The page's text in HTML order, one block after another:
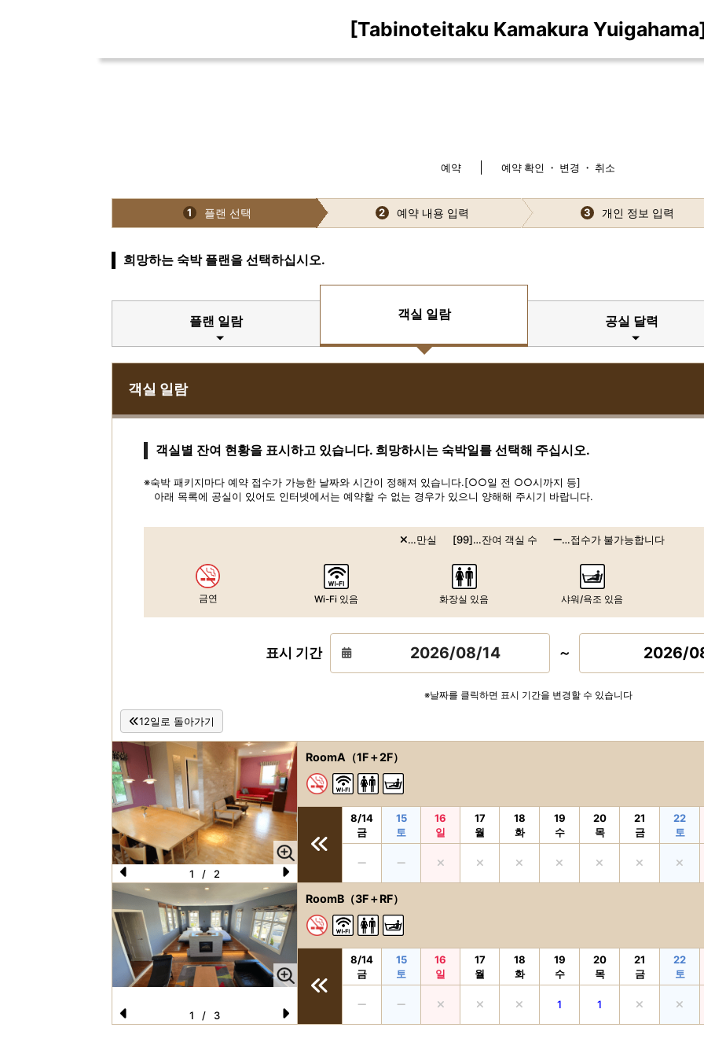
[Tabinoteitaku Kamakura
예약 예약 확인 ・ 변경 ・ 취소
1 플랜 선택 2 예약 내용 입력 3 개인 정보 입력
희망하는 숙박 플랜을 선택하십시오.
플랜 일람 객실 일람 공실 달력
객실 일람
객실별 잔여 현황을 표시하고 있습니다. 희망하시는 숙박일를 선택해 주십시오.
※숙박 패키지마다 예약 접수가 가능한 날짜와 시간이 정해져 있습니다.[○○일 전 ○○시까지 등]
아래 목록에 공실이 있어도 인터넷에서는 예약할 수 없는 경우가 있으니 양해해 주시기 바랍니다.
…만실 [99]…잔여 객실 수 …접수가 불가능합니다
금연 Wi-Fi 있음 화장실 있음 샤워/욕조 있음
표시 기간 ～ 2026/
※날짜를 클릭하면 표시 기간을 변경할 수 있습니다
12일로 돌아가기
P
re
vi
o
u
s
N
e
xt
1 / 2
RoomA（1F＋2F）
8/14
금
15
토
16
일
17
월
18
화
19
수
20
목
21
금
22
토
1 / 3
RoomB（3F＋RF）
8/14
금
15
토
16
일
17
월
18
화
19
수
20
목
21
금
22
토
1 1